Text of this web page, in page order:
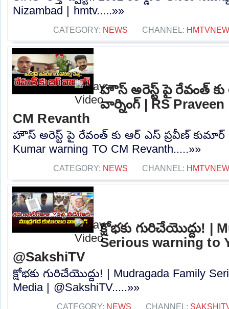
Nizambad | hmtv.....»»
CATEGORY: NEWS CHANNEL:
హౌస్ అరెస్ట్ పై రేవంత్
వార్నింగ్ | RS
CM Revanth
హౌస్ అరెస్ట్ పై రేవంత్ కు ఆర్ ఎస్ ప్రవీణ్ కుమార్
Kumar warning TO CM Revanth.....»»
CATEGORY: NEWS CHANNEL:
క్షోభకు గురిచేయొద్దు! |
Serious warning to
@SakshiTV
క్షోభకు గురిచేయొద్దు! | Mudragada Family
Media | @SakshiTV.....»»
CATEGORY: NEWS CHANNEL: